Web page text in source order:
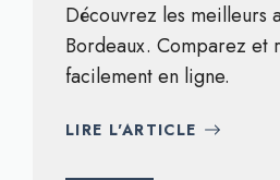
Découvrez les meilleurs
Bordeaux. Comparez et
facilement en ligne.
LIRE L'ARTICLE